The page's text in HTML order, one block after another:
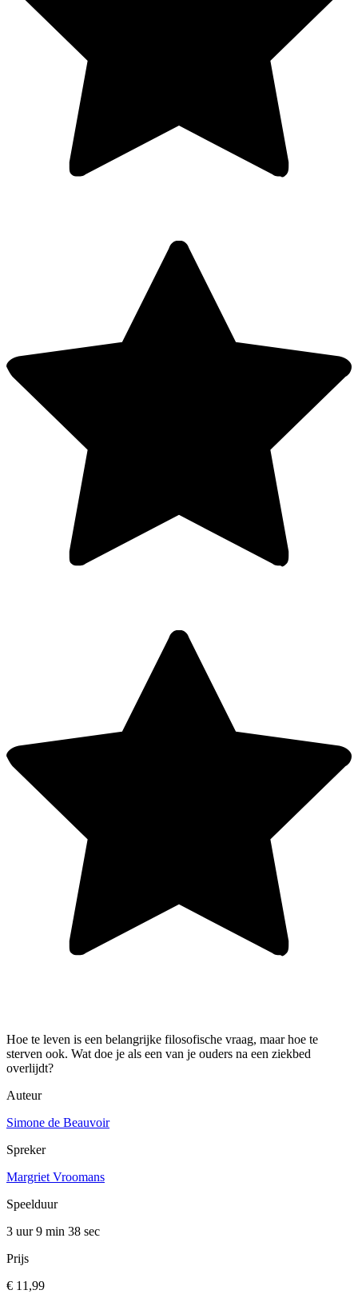
Hoe te leven is een belangrijke filosofische vraag, maar hoe te
sterven ook. Wat doe je als een van je ouders na een ziekbed
overlijdt?
Auteur
Simone de Beauvoir
Spreker
Margriet Vroomans
Speelduur
3 uur 9 min 38 sec
Prijs
€ 11,99